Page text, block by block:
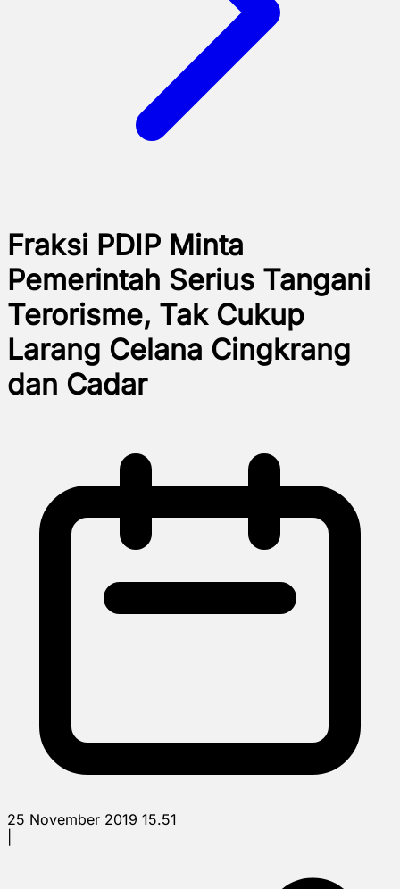
Fraksi PDIP Minta
Pemerintah Serius Tangani
Terorisme, Tak Cukup
Larang Celana Cingkrang
dan Cadar
25 November 2019 15.51